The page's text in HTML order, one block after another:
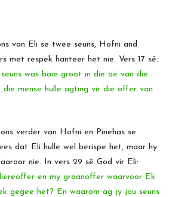
van Eli se twee seuns, Hofni and
met respek hanteer het nie. Vers 17 sê:
was baie groot in die oë van die
mense hulle agting vir die offer van
ons verder van Hofni en Pinehas se
dat Eli hulle wel berispe het, maar hy
nie. In vers 29 sê God vir Eli:
en my graanoffer waarvoor Ek
gegee het? En waarom ag jy jou seuns